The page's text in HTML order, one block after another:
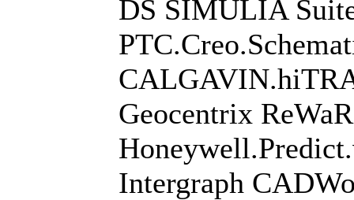
DS SIMULIA
Geocentrix
Intergraph